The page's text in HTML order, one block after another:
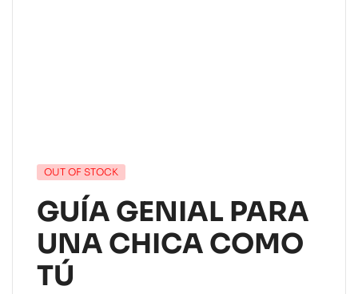
OUT OF STOCK
GUÍA GENIAL PARA
UNA CHICA COMO
TÚ